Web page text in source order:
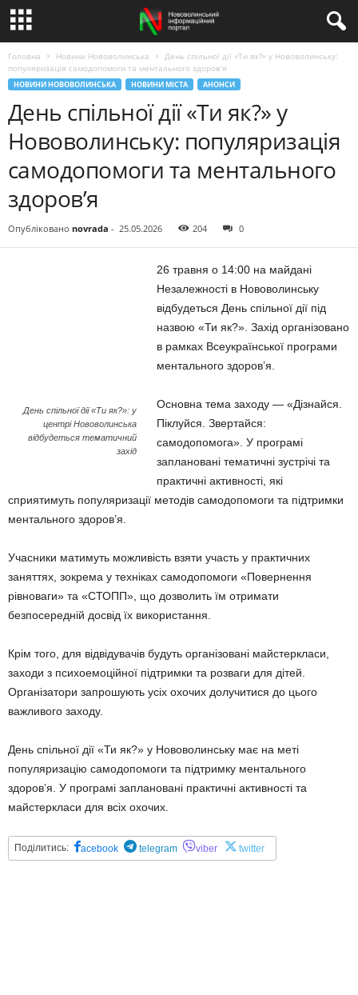
Головна Новини Нововолинська
День спільної дії «Ти як?» у Нововолинську:
популяризація самодопомоги та ментального здоров’я
НОВИНИ НОВОВОЛИНСЬКА НОВИНИ МІСТА АНОНСИ
День спільної дії «Ти як?» у
Нововолинську: популяризація
самодопомоги та ментального
здоров’я
Опубліковано novrada - 25.05.2026 204 0
День спільної дії «Ти як?»: у
центрі Нововолинська
відбудеться тематичний
захід
26 травня о 14:00 на майдані
Незалежності в Нововолинську
відбудеться День спільної дії під
назвою «Ти як?». Захід організовано
в рамках Всеукраїнської програми
ментального здоров’я.
Основна тема заходу — «Дізнайся.
Піклуйся. Звертайся:
самодопомога». У програмі
заплановані тематичні зустрічі та
практичні активності, які
сприятимуть популяризації методів самодопомоги та підтримки
ментального здоров’я.
Учасники матимуть можливість взяти участь у практичних
заняттях, зокрема у техніках самодопомоги «Повернення
рівноваги» та «СТОПП», що дозволить їм отримати
безпосередній досвід їх використання.
Крім того, для відвідувачів будуть організовані майстеркласи,
заходи з психоемоційної підтримки та розваги для дітей.
Організатори запрошують усіх охочих долучитися до цього
важливого заходу.
День спільної дії «Ти як?» у Нововолинську має на меті
популяризацію самодопомоги та підтримку ментального
здоров’я. У програмі заплановані практичні активності та
майстеркласи для всіх охочих.
Поділитись: acebook telegram viber twitter